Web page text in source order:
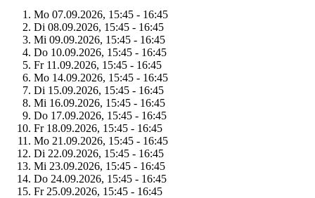
Mo 07.09.2026, 15:45 - 16:45
Di 08.09.2026, 15:45 - 16:45
Mi 09.09.2026, 15:45 - 16:45
Do 10.09.2026, 15:45 - 16:45
Fr 11.09.2026, 15:45 - 16:45
Mo 14.09.2026, 15:45 - 16:45
Di 15.09.2026, 15:45 - 16:45
Mi 16.09.2026, 15:45 - 16:45
Do 17.09.2026, 15:45 - 16:45
Fr 18.09.2026, 15:45 - 16:45
Mo 21.09.2026, 15:45 - 16:45
Di 22.09.2026, 15:45 - 16:45
Mi 23.09.2026, 15:45 - 16:45
Do 24.09.2026, 15:45 - 16:45
Fr 25.09.2026, 15:45 - 16:45